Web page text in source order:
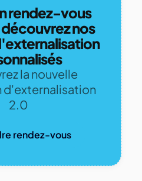
rendez-vous
nos
la nouvelle
d'externalisation
2.0
rendez-vous